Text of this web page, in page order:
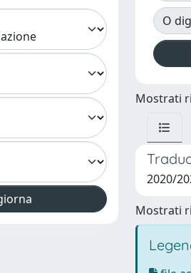
O
Mostrati
2020/
Mostrati